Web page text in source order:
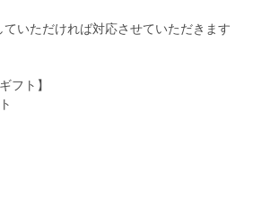
いただければ対応させていただきます
フト】